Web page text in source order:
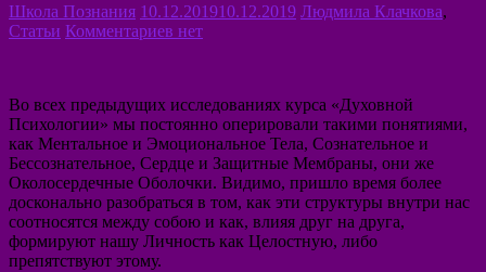
Школа Познания 10.12.201910.12.2019 Людмила Клачкова,
Статьи Комментариев нет
Во всех предыдущих исследованиях курса «Духовной
Психологии» мы постоянно оперировали такими понятиями,
как Ментальное и Эмоциональное Тела, Сознательное и
Бессознательное, Сердце и Защитные Мембраны, они же
Околосердечные Оболочки. Видимо, пришло время более
досконально разобраться в том, как эти структуры внутри нас
соотносятся между собою и как, влияя друг на друга,
формируют нашу Личность как Целостную, либо
препятствуют этому.